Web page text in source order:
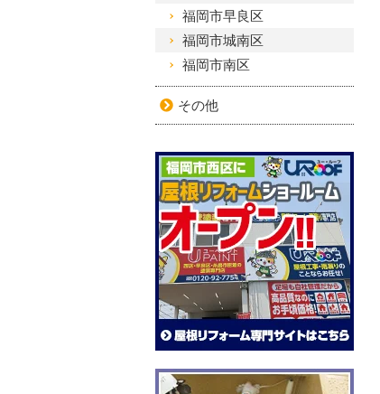
福岡市早良区
福岡市城南区
福岡市南区
その他